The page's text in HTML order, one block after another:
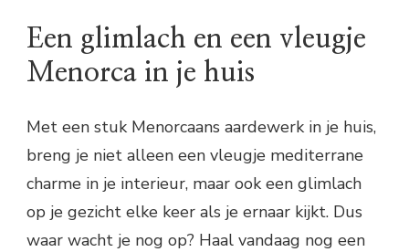
Een glimlach en een vleugje
Menorca in je huis
Met een stuk Menorcaans aardewerk in je huis,
breng je niet alleen een vleugje mediterrane
charme in je interieur, maar ook een glimlach
op je gezicht elke keer als je ernaar kijkt. Dus
waar wacht je nog op? Haal vandaag nog een